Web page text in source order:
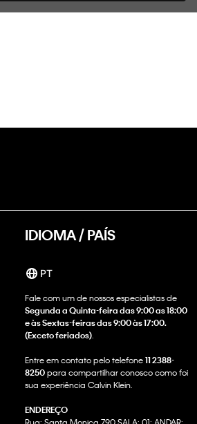
IDIOMA / PAÍS
PT
Fale com um de nossos especialistas de
Segunda a Quinta-feira das 9:00 as 18:00
e às Sextas-feiras das 9:00 às 17:00.
(Exceto feriados)
Entre em contato pelo telefone11 2388-
8250para compartilhar conosco como foi
sua experiência Calvin Klein.
ENDEREÇO